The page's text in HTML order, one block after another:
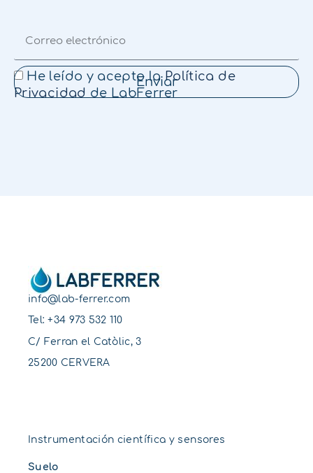
He leído y acepto laPolítica de
Privacidad de LabFerrer
Enviar
info@lab-ferrer.com
Tel:+34 973 532 110
C/ Ferran el Catòlic, 3
25200 CERVERA
Instrumentación científica y sensores
Suelo